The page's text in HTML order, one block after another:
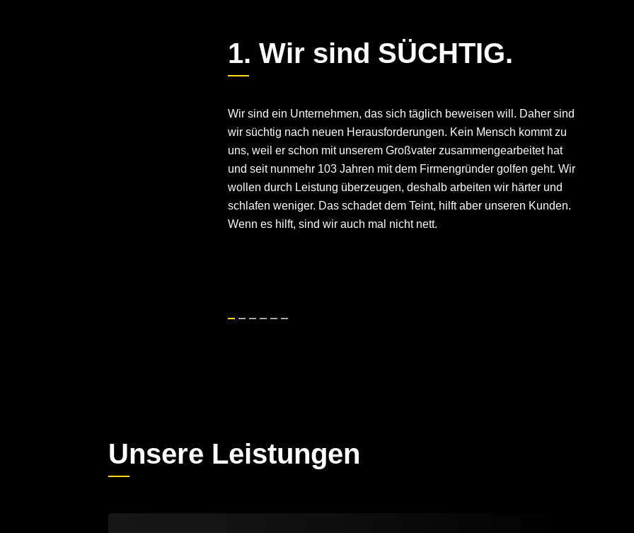
1. Wir sind SÜCHTIG.
Wir sind ein Unternehmen, das sich täglich beweisen will. Daher sind
wir süchtig nach neuen Herausforderungen. Kein Mensch kommt zu
uns, weil er schon mit unserem Großvater zusammengearbeitet hat
und seit nunmehr 103 Jahren mit dem Firmengründer golfen geht. Wir
wollen durch Leistung überzeugen, deshalb arbeiten wir härter und
schlafen weniger. Das schadet dem Teint, hilft aber unseren Kunden.
Wenn es hilft, sind wir auch mal nicht nett.
Unsere Leistungen